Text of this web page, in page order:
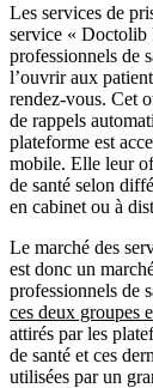
Les services de
service « Doctolib
professionnels de
l’ouvrir aux
rendez-vous. Cet
de rappels
plateforme est
mobile. Elle leur
de santé selon
en cabinet ou à
Le marché des
est donc un
professionnels de
ces deux groupes
attirés par les
de santé et ces
utilisées par un